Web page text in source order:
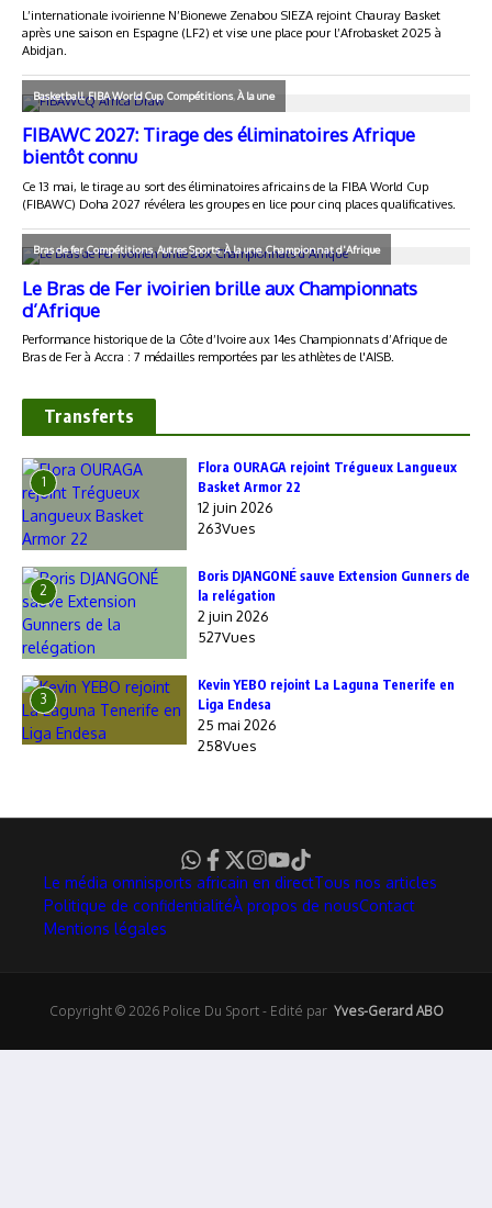
Transferts
1
Flora OURAGA rejoint Trégueux Langueux
Basket Armor 22
12 juin 2026
263Vues
2
Boris DJANGONÉ sauve Extension Gunners de
la relégation
2 juin 2026
527Vues
3
Kevin YEBO rejoint La Laguna Tenerife en
Liga Endesa
25 mai 2026
258Vues
Le média omnisports africain en directTous nos articles
Politique de confidentialitéÀ propos de nousContact
Mentions légales
Copyright © 2026 Police Du Sport - Edité par Yves-Gerard ABO